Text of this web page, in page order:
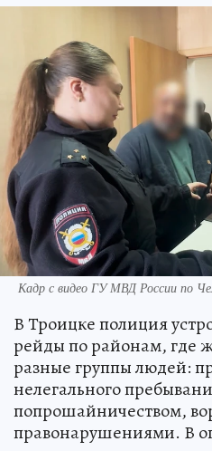
Кадр с видео ГУ МВД России по
В Троицке полиция
рейды по районам, где
разные группы людей:
нелегального
попрошайничеством,
правонарушениями. В